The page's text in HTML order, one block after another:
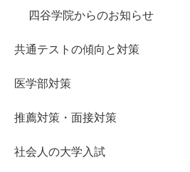
四谷学院からのお知らせ
共通テストの傾向と対策
医学部対策
推薦対策・面接対策
社会人の大学入試